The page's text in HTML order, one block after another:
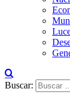
Buscar: